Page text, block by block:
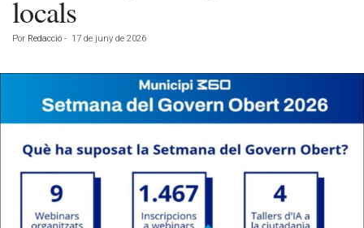
locals
Por Redacció - 17 de juny de 2026